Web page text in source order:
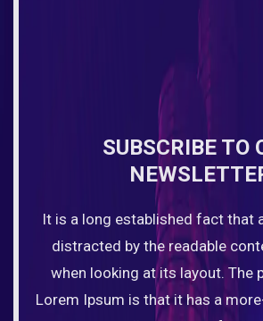
SUBSCRIBE TO
It is a long established fact that
distracted by the readable
when looking at its layout. The
Lorem Ipsum is that it has a